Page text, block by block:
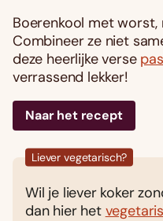
Boerenkool met worst,
Combineer ze niet
deze heerlijke verse
verrassend lekker!
Naar het recept
Liever vegetarisch?
Wil je liever koker
dan hier het